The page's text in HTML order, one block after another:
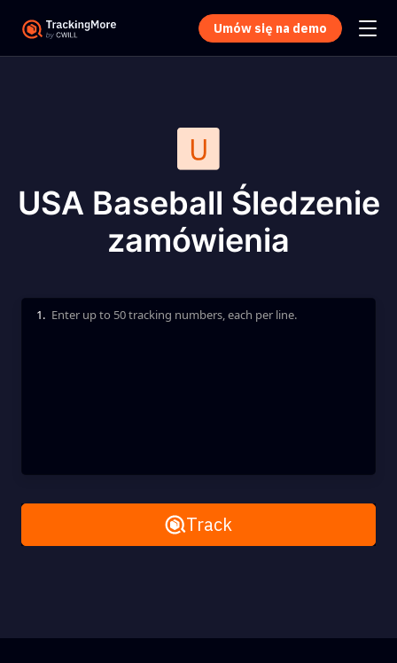
Umów się na demo
USA Baseball Śledzenie
zamówienia
Enter up to 50 tracking numbers, each per line.
1.
Remove AllTrack